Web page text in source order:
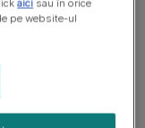
aici sau în orice
pe website-ul